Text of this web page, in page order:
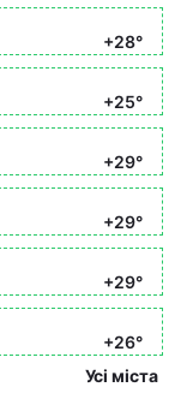
+28°
+25°
+29°
+29°
+29°
+26°
Усі міста